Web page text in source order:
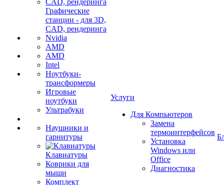
Графические
станции - для 3D,
CAD, рендеринга
Nvidia
AMD
AMD
Intel
Ноутбуки-
трансформеры
Игровые
ноутбуки
Ультрабуки
Наушники и
гарнитуры
Клавиатуры
Коврики для
мыши
Комплект
Услуги
Для Компьютеров
Замена
термоинтерфейсов
Установка
Windows или
Office
Диагностика